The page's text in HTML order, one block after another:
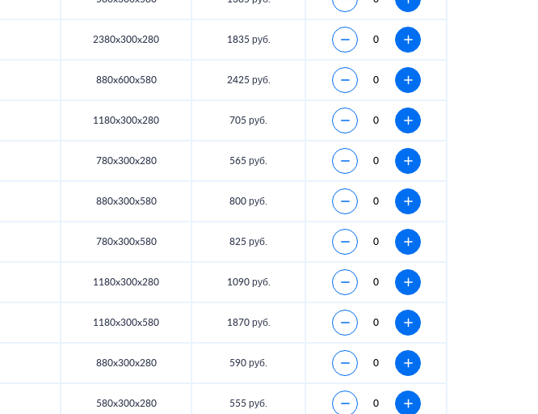
2380x300x280 1835 руб.
880x600x580 2425 руб.
1180x300x280 705 руб.
780x300x280 565 руб.
880x300x580 800 руб.
780x300x580 825 руб.
1180x300x280 1090 руб.
1180x300x580 1870 руб.
880x300x280 590 руб.
580x300x280 555 руб.